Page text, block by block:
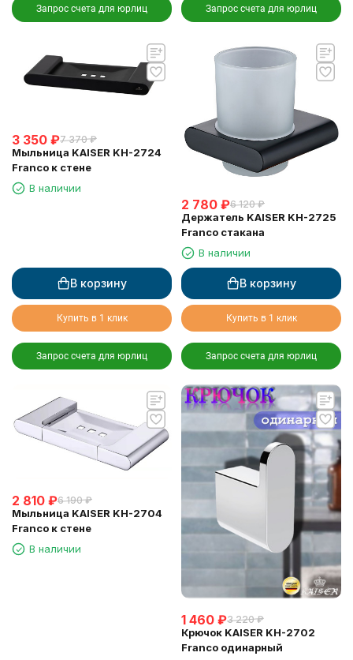
Запрос счета для юрлиц Запрос счета для юрлиц
3 350 ₽7 370 ₽
Мыльница KAISER KH-2724
Franco к стене
В наличии
В корзину
Купить в 1 клик
Запрос счета для юрлиц
2 780 ₽6 120 ₽
Держатель KAISER KH-2725
Franco стакана
В наличии
В корзину
Купить в 1 клик
Запрос счета для юрлиц
2 810 ₽6 190 ₽
Мыльница KAISER KH-2704
Franco к стене
В наличии
1 460 ₽3 220 ₽
Крючок KAISER KH-2702
Franco одинарный